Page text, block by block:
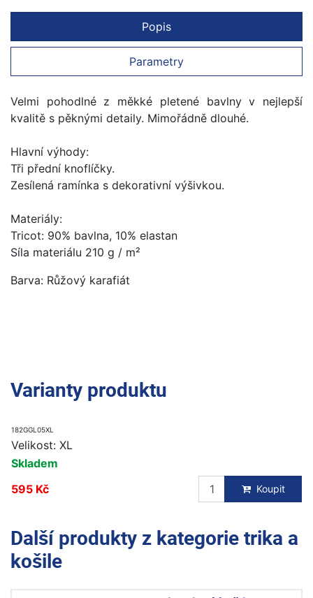
Popis
Parametry
Velmi pohodlné z měkké pletené bavlny v nejlepší
kvalitě s pěknými detaily. Mimořádně dlouhé.
Hlavní výhody:
Tři přední knoflíčky.
Zesílená ramínka s deko­rativní výšivkou.
Materiály:
Tricot: 90% bavlna, 10% elastan
Síla materiálu 210 g / m²
Barva: Růžový karafiát
Varianty produktu
182GGL05XL
Velikost: XL
Skladem
595 Kč
Koupit
Další produkty z kategorietrika a
košile